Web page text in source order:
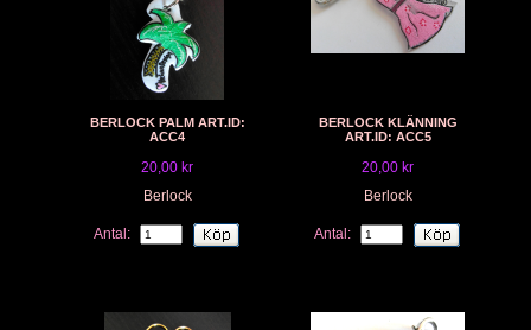
BERLOCK PALM ART.ID:
ACC4
20,00 kr
Berlock
Antal:
BERLOCK KLÄNNING
ART.ID: ACC5
20,00 kr
Berlock
Antal: